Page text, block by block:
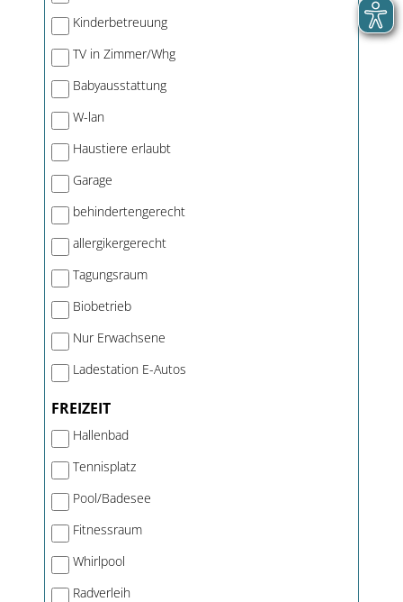
Kinderbetreuung
TV in Zimmer/Whg
Babyausstattung
W-lan
Haustiere erlaubt
Garage
behindertengerecht
allergikergerecht
Tagungsraum
Biobetrieb
Nur Erwachsene
Ladestation E-Autos
FREIZEIT
Hallenbad
Tennisplatz
Pool/Badesee
Fitnessraum
Whirlpool
Radverleih